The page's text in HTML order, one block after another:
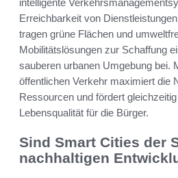
intelligente
Erreichbarkeit von
tragen grüne Flächen und
Mobilitätslösungen zur Schaffung
sauberen urbanen Umgebung bei.
öffentlichen Verkehr maximiert die
Ressourcen und fördert
Lebensqualität für die Bürger.
Sind Smart Cities der
nachhaltigen